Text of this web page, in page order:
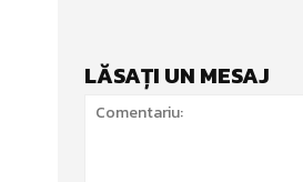
LĂSAȚI UN MESAJ